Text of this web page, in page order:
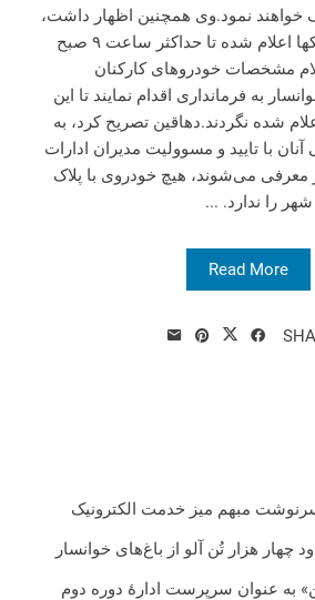
خواهند نمود.وی همچنین اظهار داشت،
به مدیران ادارات و بانکها اعلام شده تا حداکثر ساعت ۹ صبح
مشخصات خودروهای کارکنان
به فرمانداری اقدام نمایند تا این
شده نگردند.دهاقین تصریح کرد، به
با تایید و مسوولیت مدیران ادارات
معرفی می‌شوند، هیچ خودروی با پلاک
را ندارد. ...
Read More
مبهم میز خدمت الکترونیک
هزار تُن آلو از باغ‌های خوانسار
به عنوان سرپرست ادارۀ دوره دوم